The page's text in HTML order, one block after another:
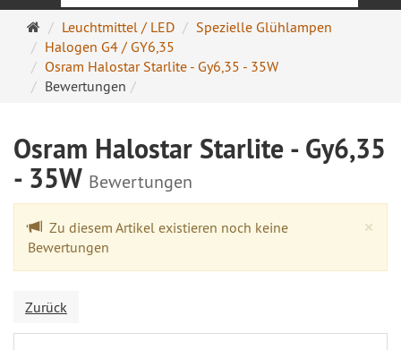
Startseite
Leuchtmittel / LED
Spezielle Glühlampen
Halogen G4 / GY6,35
Osram Halostar Starlite - Gy6,35 - 35W
Bewertungen
Osram Halostar Starlite - Gy6,35
- 35W Bewertungen
×
Zu diesem Artikel existieren noch keine
Bewertungen
Zurück